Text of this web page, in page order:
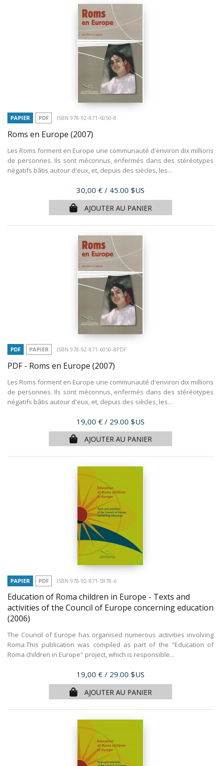
PAPIER PDF ISBN 978-92-871-6050-8
Roms en Europe (2007)
Les Roms forment en Europe une communauté d'environ dix millions
de personnes. Ils sont méconnus, enfermés dans des stéréotypes
négatifs bâtis autour d'eux, et, depuis des siècles, les...
Prix
30,00 € / 45.00 $US
AJOUTER AU PANIER
PDF PAPIER ISBN 978-92-871-6050-8PDF
PDF - Roms en Europe (2007)
Les Roms forment en Europe une communauté d'environ dix millions
de personnes. Ils sont méconnus, enfermés dans des stéréotypes
négatifs bâtis autour d'eux, et, depuis des siècles, les...
Prix
19,00 € / 29.00 $US
AJOUTER AU PANIER
PAPIER PDF ISBN 978-92-871-5978-6
Education of Roma children in Europe - Texts and
activities of the Council of Europe concerning education
(2006)
The Council of Europe has organised numerous activities involving
Roma.This publication was compiled as part of the "Education of
Roma children in Europe" project, which is responsible...
Prix
19,00 € / 29.00 $US
AJOUTER AU PANIER